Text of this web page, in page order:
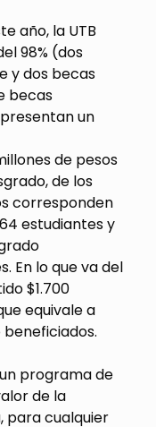
año, la UTB
98% (dos
y dos becas
becas
un
de pesos
de los
corresponden
estudiantes y
En lo que va del
$1.700
equivale a
programa de
de la
para cualquier